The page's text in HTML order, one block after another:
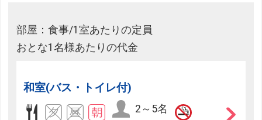
部屋：食事/1室あたりの定員
おとな1名様あたりの代金
和室(バス・トイレ付)
2～5名